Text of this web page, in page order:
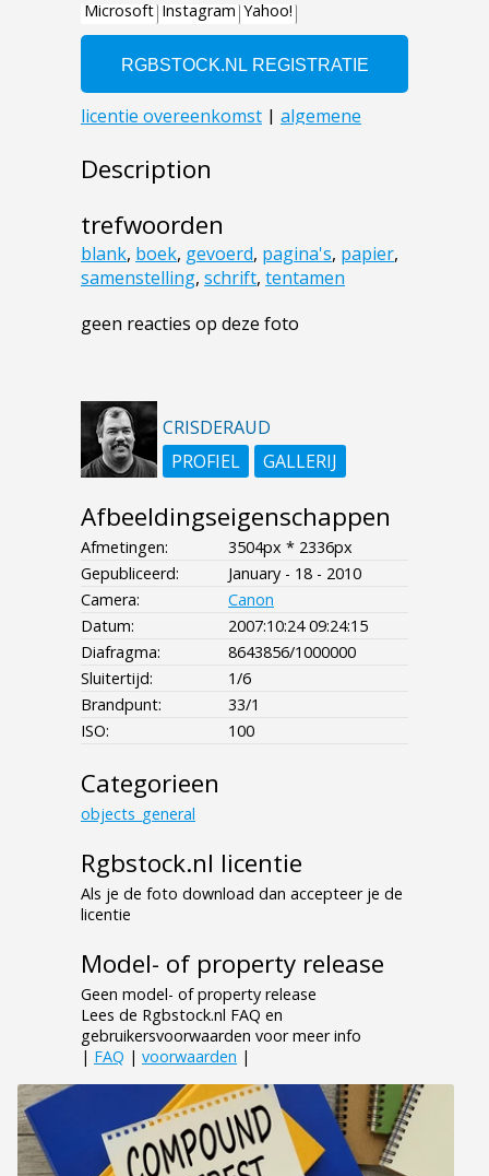
Description
trefwoorden
blank, boek, gevoerd, pagina's, papier,
samenstelling, schrift, tentamen
geen reacties op deze foto
CRISDERAUD
PROFIEL
GALLERIJ
Afbeeldingseigenschappen
Afmetingen:
3504px * 2336px
Gepubliceerd:
January - 18 - 2010
Camera:
Canon
Datum:
2007:10:24 09:24:15
Diafragma:
8643856/1000000
Sluitertijd:
1/6
Brandpunt:
33/1
ISO:
100
Categorieen
objects_general
Rgbstock.nl licentie
Als je de foto download dan accepteer je de
licentie
Model- of property release
Geen model- of property release
Lees de Rgbstock.nl FAQ en
gebruikersvoorwaarden voor meer info
| FAQ | voorwaarden |